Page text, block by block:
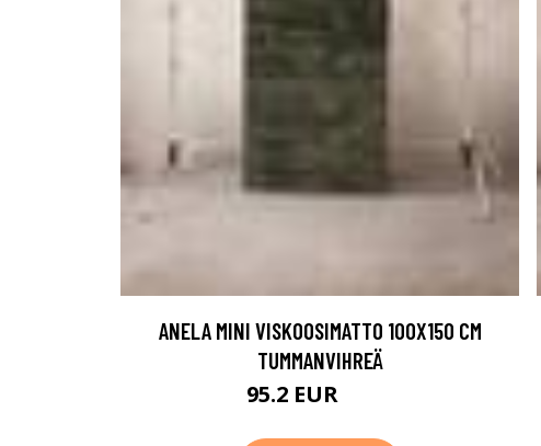
ANELA MINI VISKOOSIMATTO 100X150 CM
TUMMANVIHREÄ
95.2 EUR